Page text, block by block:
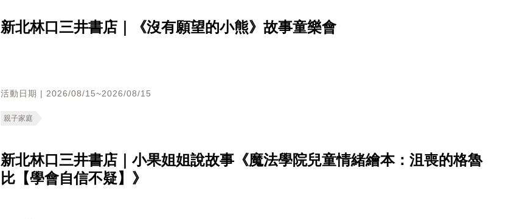
新北林口三井書店｜《沒有願望的小熊》故事童樂會
活動日期 | 2026/08/15~2026/08/15
親子家庭
新北林口三井書店｜小果姐姐說故事《魔法學院兒童情緒繪本：沮喪的格魯
比【學會自信不疑】》